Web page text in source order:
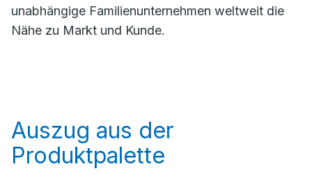
unabhängige Familienunternehmen weltweit die
Nähe zu Markt und Kunde.
Auszug aus der
Produktpalette